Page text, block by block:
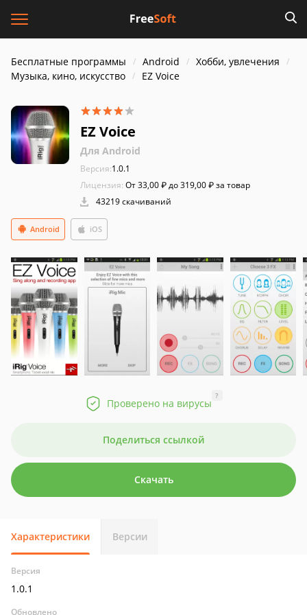
Бесплатные программы Android
Хобби, увлечения
Музыка, кино, искусство
EZ Voice
EZ Voice
Для Android
Версия:1.0.1
Лицензия: От 33,00 ₽ до 319,00 ₽ за товар
43219 скачиваний
Android iOS
Проверено на вирусы
?
Поделиться ссылкой
Скачать
Характеристики Версии
Версия
1.0.1
Обновлено